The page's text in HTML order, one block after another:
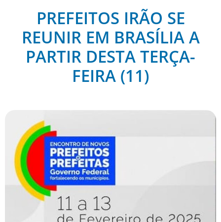
PREFEITOS IRÃO SE
REUNIR EM BRASÍLIA A
PARTIR DESTA TERÇA-
FEIRA (11)